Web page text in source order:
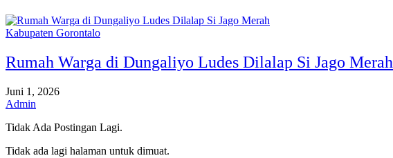
Kabupaten Gorontalo
Rumah Warga di Dungaliyo Ludes Dilalap Si Jago Merah
Juni 1, 2026
Admin
Tidak Ada Postingan Lagi.
Tidak ada lagi halaman untuk dimuat.